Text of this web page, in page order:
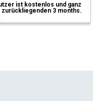
ist kostenlos und ganz
3 months.